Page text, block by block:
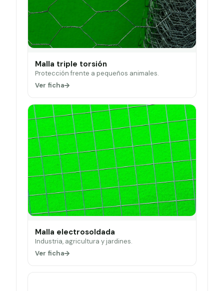
Malla triple torsión
Protección frente a pequeños animales.
Ver ficha
Malla electrosoldada
Industria, agricultura y jardines.
Ver ficha